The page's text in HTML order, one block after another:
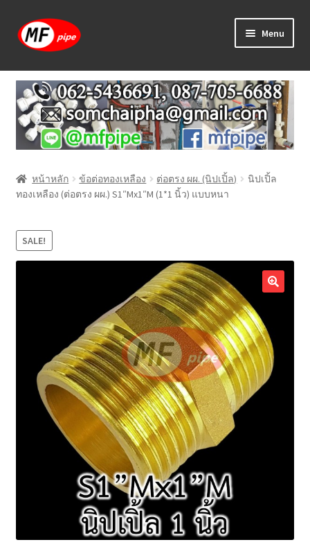
Skip
to
Skip
to
Menu
หน้าแรก
ร้านค้า
วิธีการเดินท่อ PAP
บทความ
แจ้งชำระเงิน
หน้าหลัก ข้อต่อทองเหลือง ต่อตรง ผผ. (นิปเปิ้ล)
นิปเปิ้ล
ทองเหลือง (ต่อตรง ผผ.) S1″Mx1″M (1*1 นิ้ว) แบบหนา
SALE!